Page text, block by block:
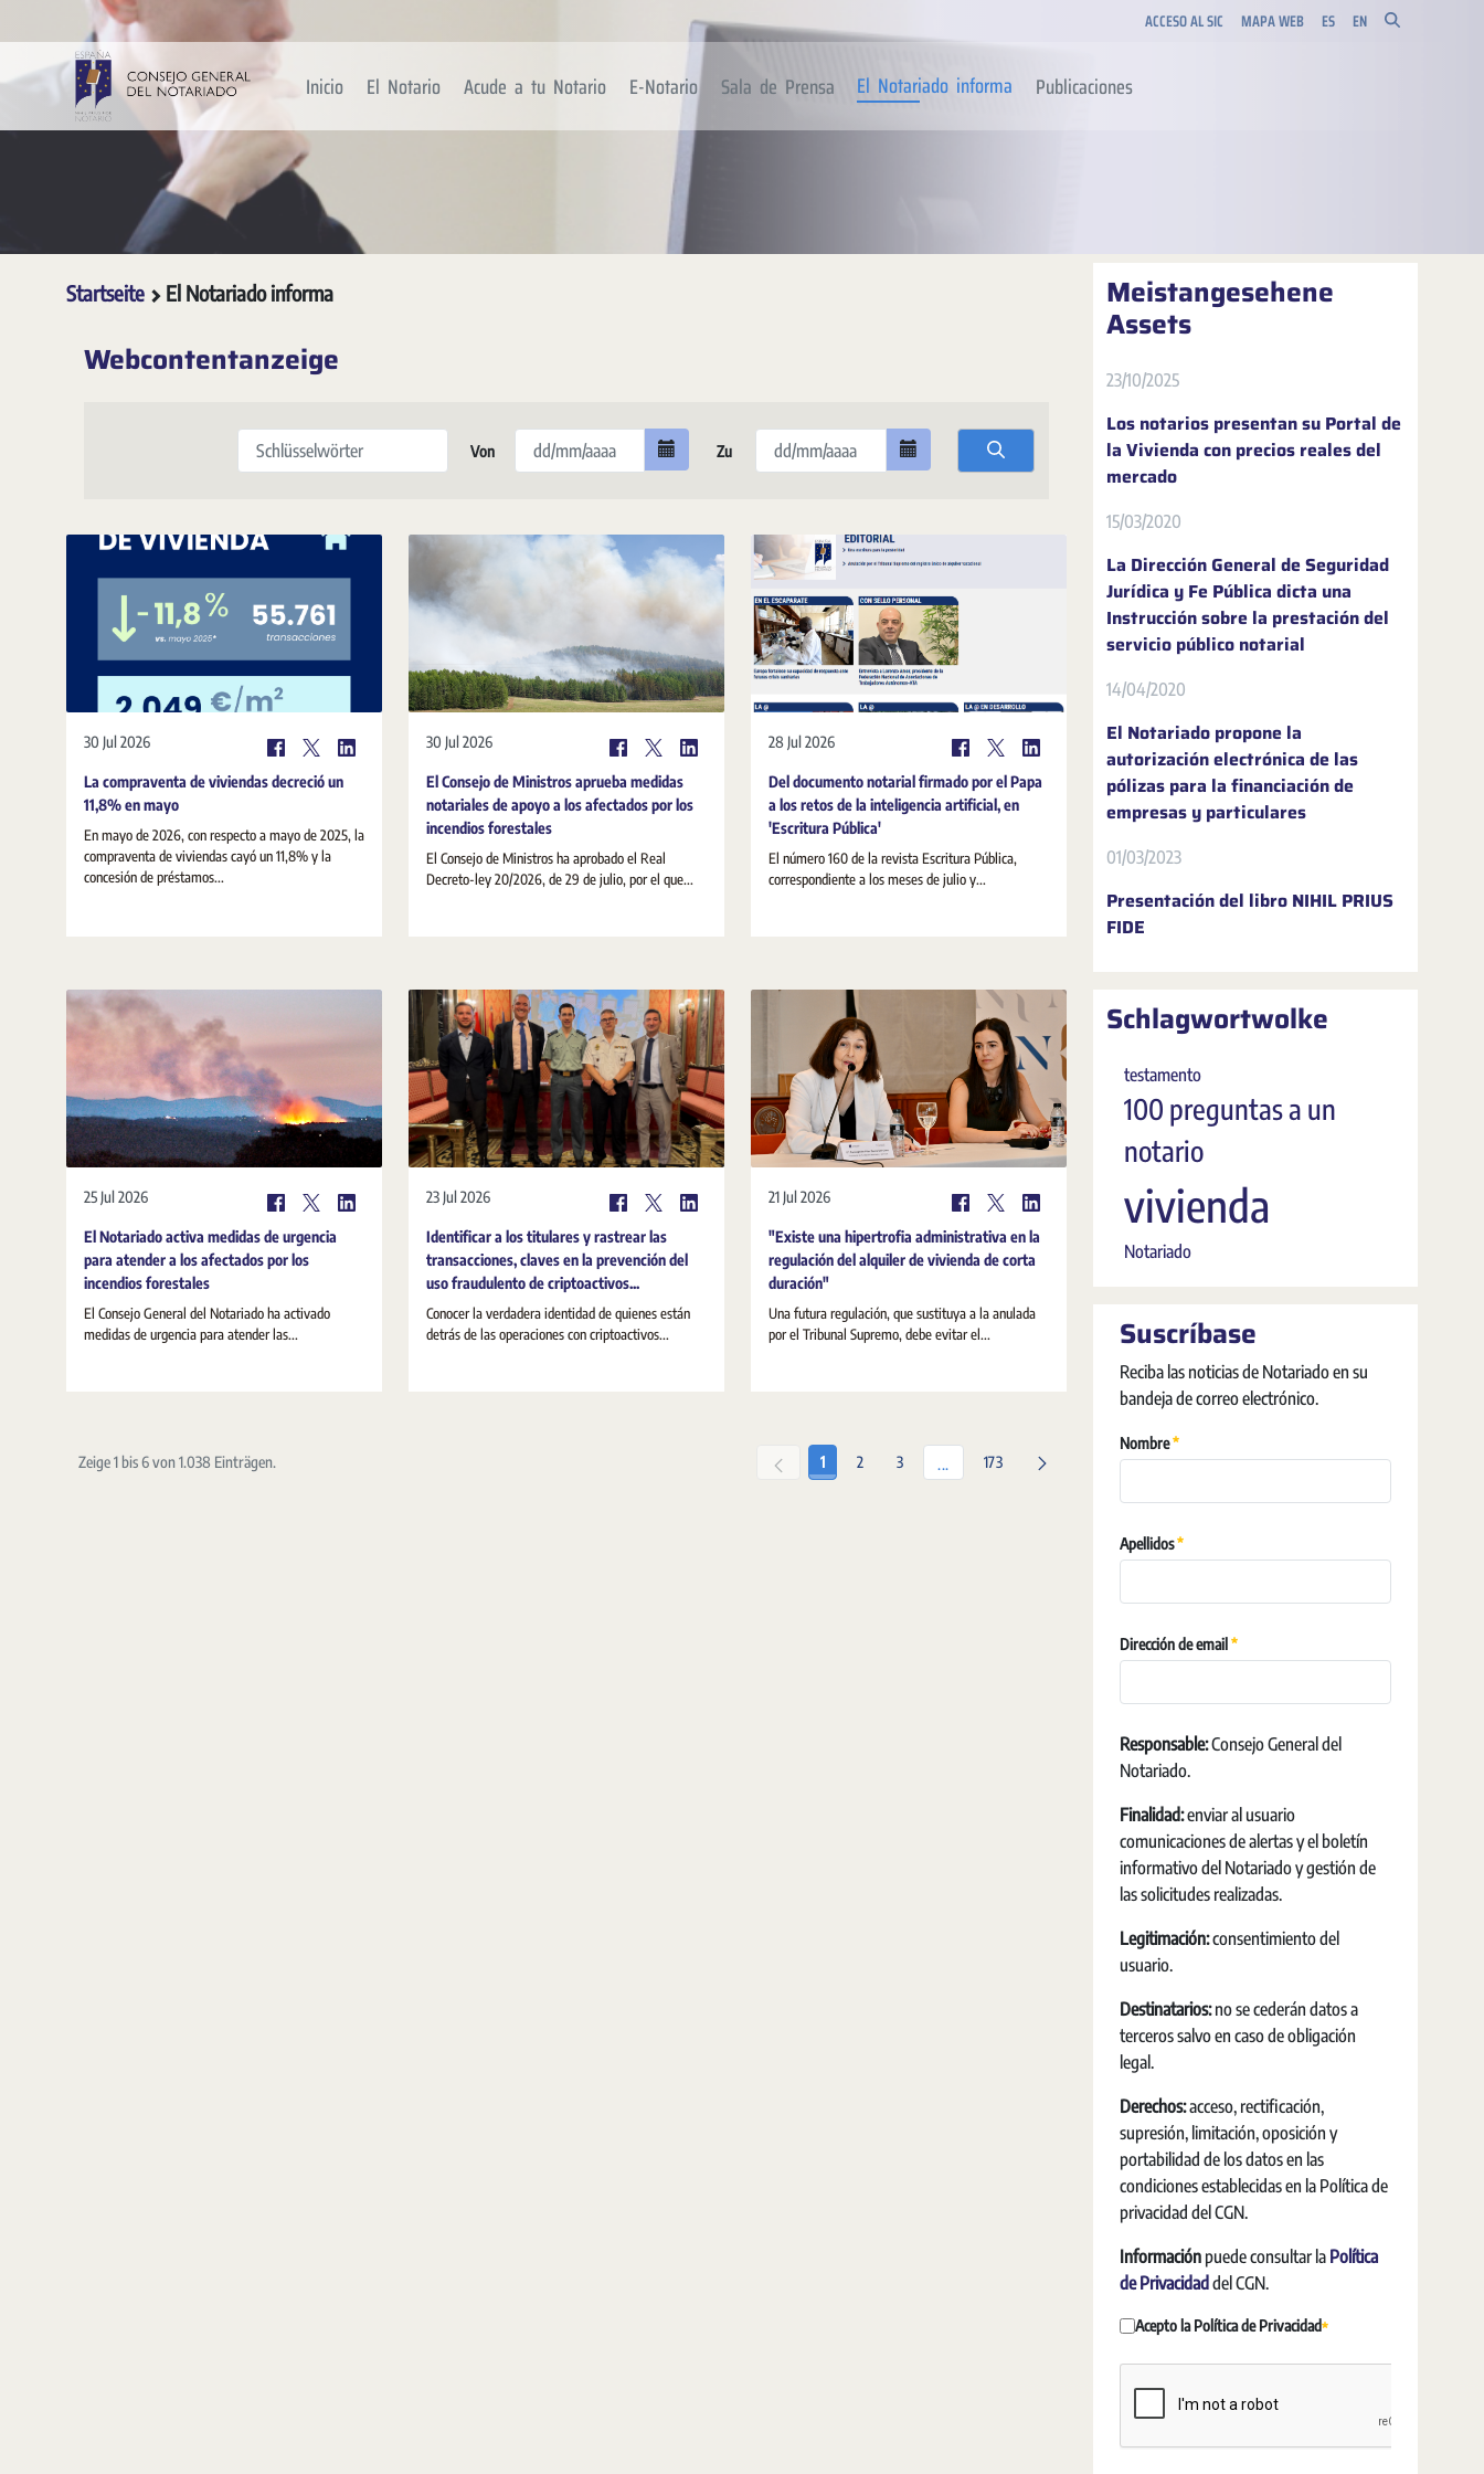
Zum Hauptinhalt springen ACCESO AL SIC MAPA WEB ES EN
Inicio El Notario Acude a tu Notario E-Notario Sala de Prensa El Notariado informa Publicaciones
Startseite El Notariado informa
Webcontentanzeige
Schlüsselwörter
Von Zu
30 Jul 2026
La compraventa de viviendas decreció un
11,8% en mayo
En mayo de 2026, con respecto a mayo de 2025, la
compraventa de viviendas cayó un 11,8% y la
concesión de préstamos...
30 Jul 2026
El Consejo de Ministros aprueba medidas
notariales de apoyo a los afectados por los
incendios forestales
El Consejo de Ministros ha aprobado el Real
Decreto-ley 20/2026, de 29 de julio, por el que...
28 Jul 2026
Del documento notarial firmado por el Papa
a los retos de la inteligencia artificial, en
'Escritura Pública'
El número 160 de la revista Escritura Pública,
correspondiente a los meses de julio y...
25 Jul 2026
El Notariado activa medidas de urgencia
para atender a los afectados por los
incendios forestales
El Consejo General del Notariado ha activado
medidas de urgencia para atender las...
23 Jul 2026
Identificar a los titulares y rastrear las
transacciones, claves en la prevención del
uso fraudulento de criptoactivos...
Conocer la verdadera identidad de quienes están
detrás de las operaciones con criptoactivos...
21 Jul 2026
"Existe una hipertrofia administrativa en la
regulación del alquiler de vivienda de corta
duración"
Una futura regulación, que sustituya a la anulada
por el Tribunal Supremo, debe evitar el...
Zeige 1 bis 6 von 1.038 Einträgen. Seite
1 Seite
2 Seite
3 ... Zwischenseiten Navigieren mit TAB-Taste.
Seite
173
Meistangesehene
Assets
23/10/2025
Los notarios presentan su Portal de
la Vivienda con precios reales del
mercado
15/03/2020
La Dirección General de Seguridad
Jurídica y Fe Pública dicta una
Instrucción sobre la prestación del
servicio público notarial
14/04/2020
El Notariado propone la
autorización electrónica de las
pólizas para la financiación de
empresas y particulares
01/03/2023
Presentación del libro NIHIL PRIUS
FIDE
Schlagwortwolke
testamento
100 preguntas a un
notario
vivienda
Notariado
Suscríbase
Reciba las noticias de Notariado en su
bandeja de correo electrónico.
Nombre Erforderlich
Apellidos Erforderlich
Dirección de email Erforderlich
Responsable:Consejo General del
Notariado.
Finalidad:enviar al usuario
comunicaciones de alertas y el boletín
informativo del Notariado y gestión de
las solicitudes realizadas.
Legitimación:consentimiento del
usuario.
Destinatarios:no se cederán datos a
terceros salvo en caso de obligación
legal.
Derechos:acceso, rectificación,
supresión, limitación, oposición y
portabilidad de los datos en las
condiciones establecidas en la Política de
privacidad del CGN.
Información puede consultar la Política
de Privacidad del CGN.
Acepto la Política de Privacidad
Erforderlich